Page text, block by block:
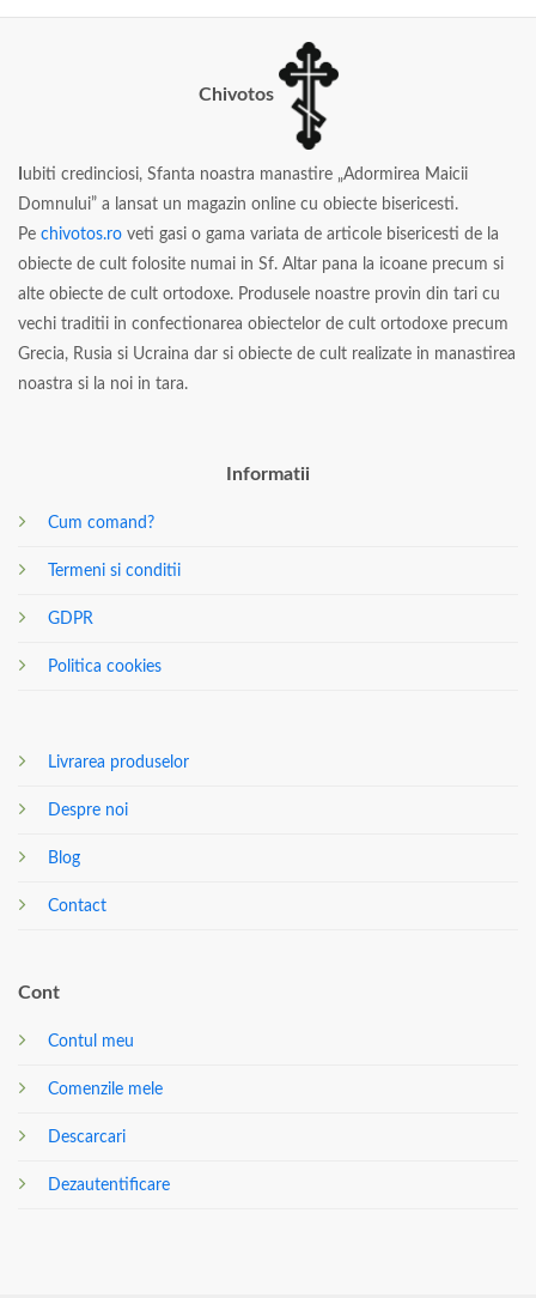
Chivotos
ubiti credinciosi, Sfanta noastra manastire „Adormirea Maicii
Domnului” a lansat un magazin online cu obiecte bisericesti.
Pe chivotos.ro veti gasi o gama variata de articole bisericesti de la
obiecte de cult folosite numai in Sf. Altar pana la icoane precum si
alte obiecte de cult ortodoxe. Produsele noastre provin din tari cu
vechi traditii in confectionarea obiectelor de cult ortodoxe precum
Grecia, Rusia si Ucraina dar si obiecte de cult realizate in manastirea
noastra si la noi in tara.
Informatii
Cum comand?
Termeni si conditii
GDPR
Politica cookies
Livrarea produselor
Despre noi
Blog
Contact
Cont
Contul meu
Comenzile mele
Descarcari
Dezautentificare